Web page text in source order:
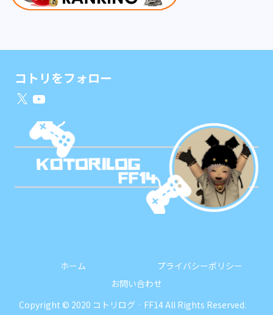
コトリをフォロー
X YouTube
ホーム
プライバシーポリシー
お問い合わせ
Copyright © 2020 コトリログ‐FF14 All Rights Reserved.